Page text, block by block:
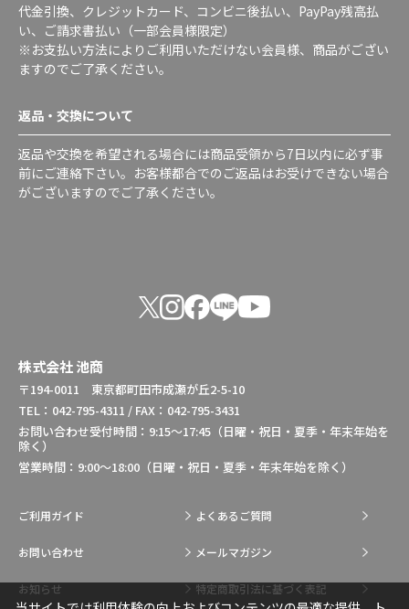
代金引換、クレジットカード、コンビニ後払い、PayPay残高払
い、ご請求書払い（一部会員様限定）
※お支払い方法によりご利用いただけない会員様、商品がござい
ますのでご了承ください。
返品・交換について
返品や交換を希望される場合には商品受領から7日以内に必ず事
前にご連絡下さい。お客様都合でのご返品はお受けできない場合
がございますのでご了承ください。
株式会社 池商
〒194-0011 東京都町田市成瀬が丘2-5-10
TEL：042-795-4311 / FAX：042-795-3431
お問い合わせ受付時間：9:15～17:45（日曜・祝日・夏季・年末年始を
除く）
営業時間：9:00～18:00（日曜・祝日・夏季・年末年始を除く）
ご利用ガイド よくあるご質問
お問い合わせ メールマガジン
お知らせ 特定商取引法に基づく表記